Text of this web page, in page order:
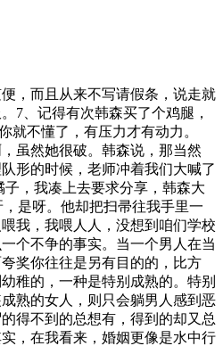
，而且从来不写请假条，说走就
7、记得有次韩森买了个鸡腿，
不懂了，有压力才有动力。
虽然她很破。韩森说，那当然
形的时候，老师冲着我们大喊了
，我凑上去要求分享，韩森大
是呀。他却把扫帚往我手里一
我，我喂人人，没想到咱们学校
个不争的事实。当一个男人在当
奖你往往是另有目的的，比方
稚的，一种是特别成熟的。特别
熟的女人，则只会躺男人感到恶
得不到的总想有，得到的却又总
，在我看来，婚姻更像是水中行